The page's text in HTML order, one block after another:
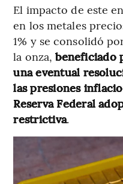
El impacto de este
en los metales
1% y se consolidó
la onza,beneficiado
una eventual
las presiones
Reserva Federal
restrictiva.